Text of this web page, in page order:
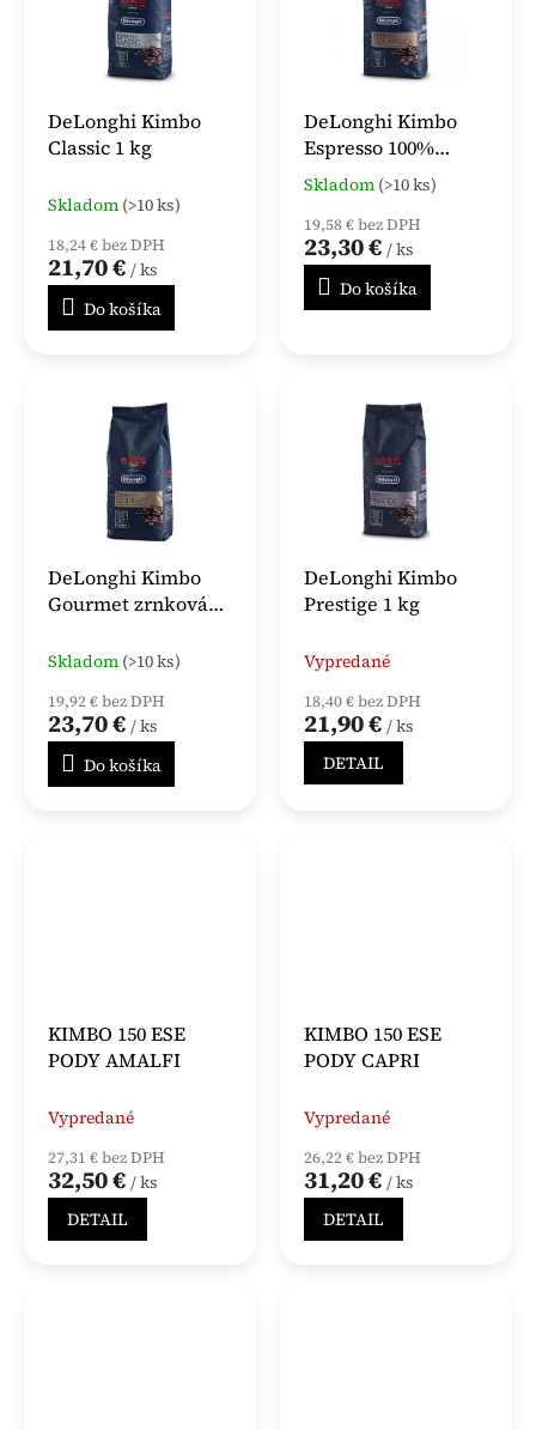
DeLonghi Kimbo
Classic 1 kg
Skladom (>10 ks)
18,24 € bez DPH
21,70 € / ks
Do košíka
DeLonghi Kimbo
Espresso 100%
Arabica 1 kg
Priemerné
produktu
je
4,8
Skladom (>10 ks)
19,58 € bez DPH
23,30 € / ks
Do košíka
DeLonghi Kimbo
Gourmet zrnková
Skladom (>10 ks)
19,92 € bez DPH
23,70 € / ks
Do košíka
DeLonghi Kimbo
Prestige 1 kg
Vypredané
18,40 € bez DPH
21,90 € / ks
DETAIL
KIMBO 150 ESE
PODY AMALFI
Vypredané
27,31 € bez DPH
32,50 € / ks
DETAIL
KIMBO 150 ESE
PODY CAPRI
Vypredané
26,22 € bez DPH
31,20 € / ks
DETAIL